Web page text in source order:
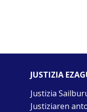
JUSTIZIA
Justizia
Justiziaren